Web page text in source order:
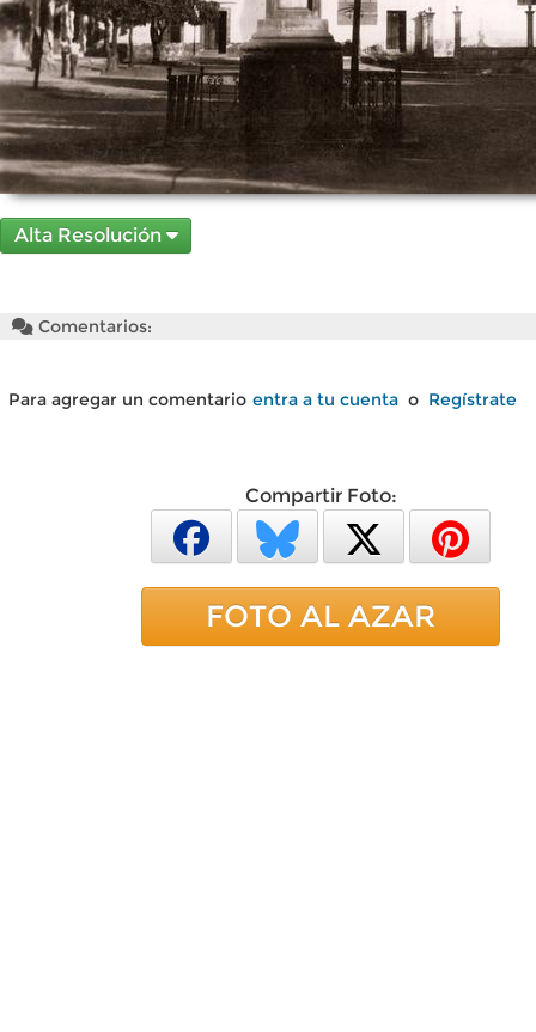
Alta Resolución
Comentarios:
Para agregar un comentario entra a tu cuenta o Regístrate
Compartir Foto:
FOTO AL AZAR